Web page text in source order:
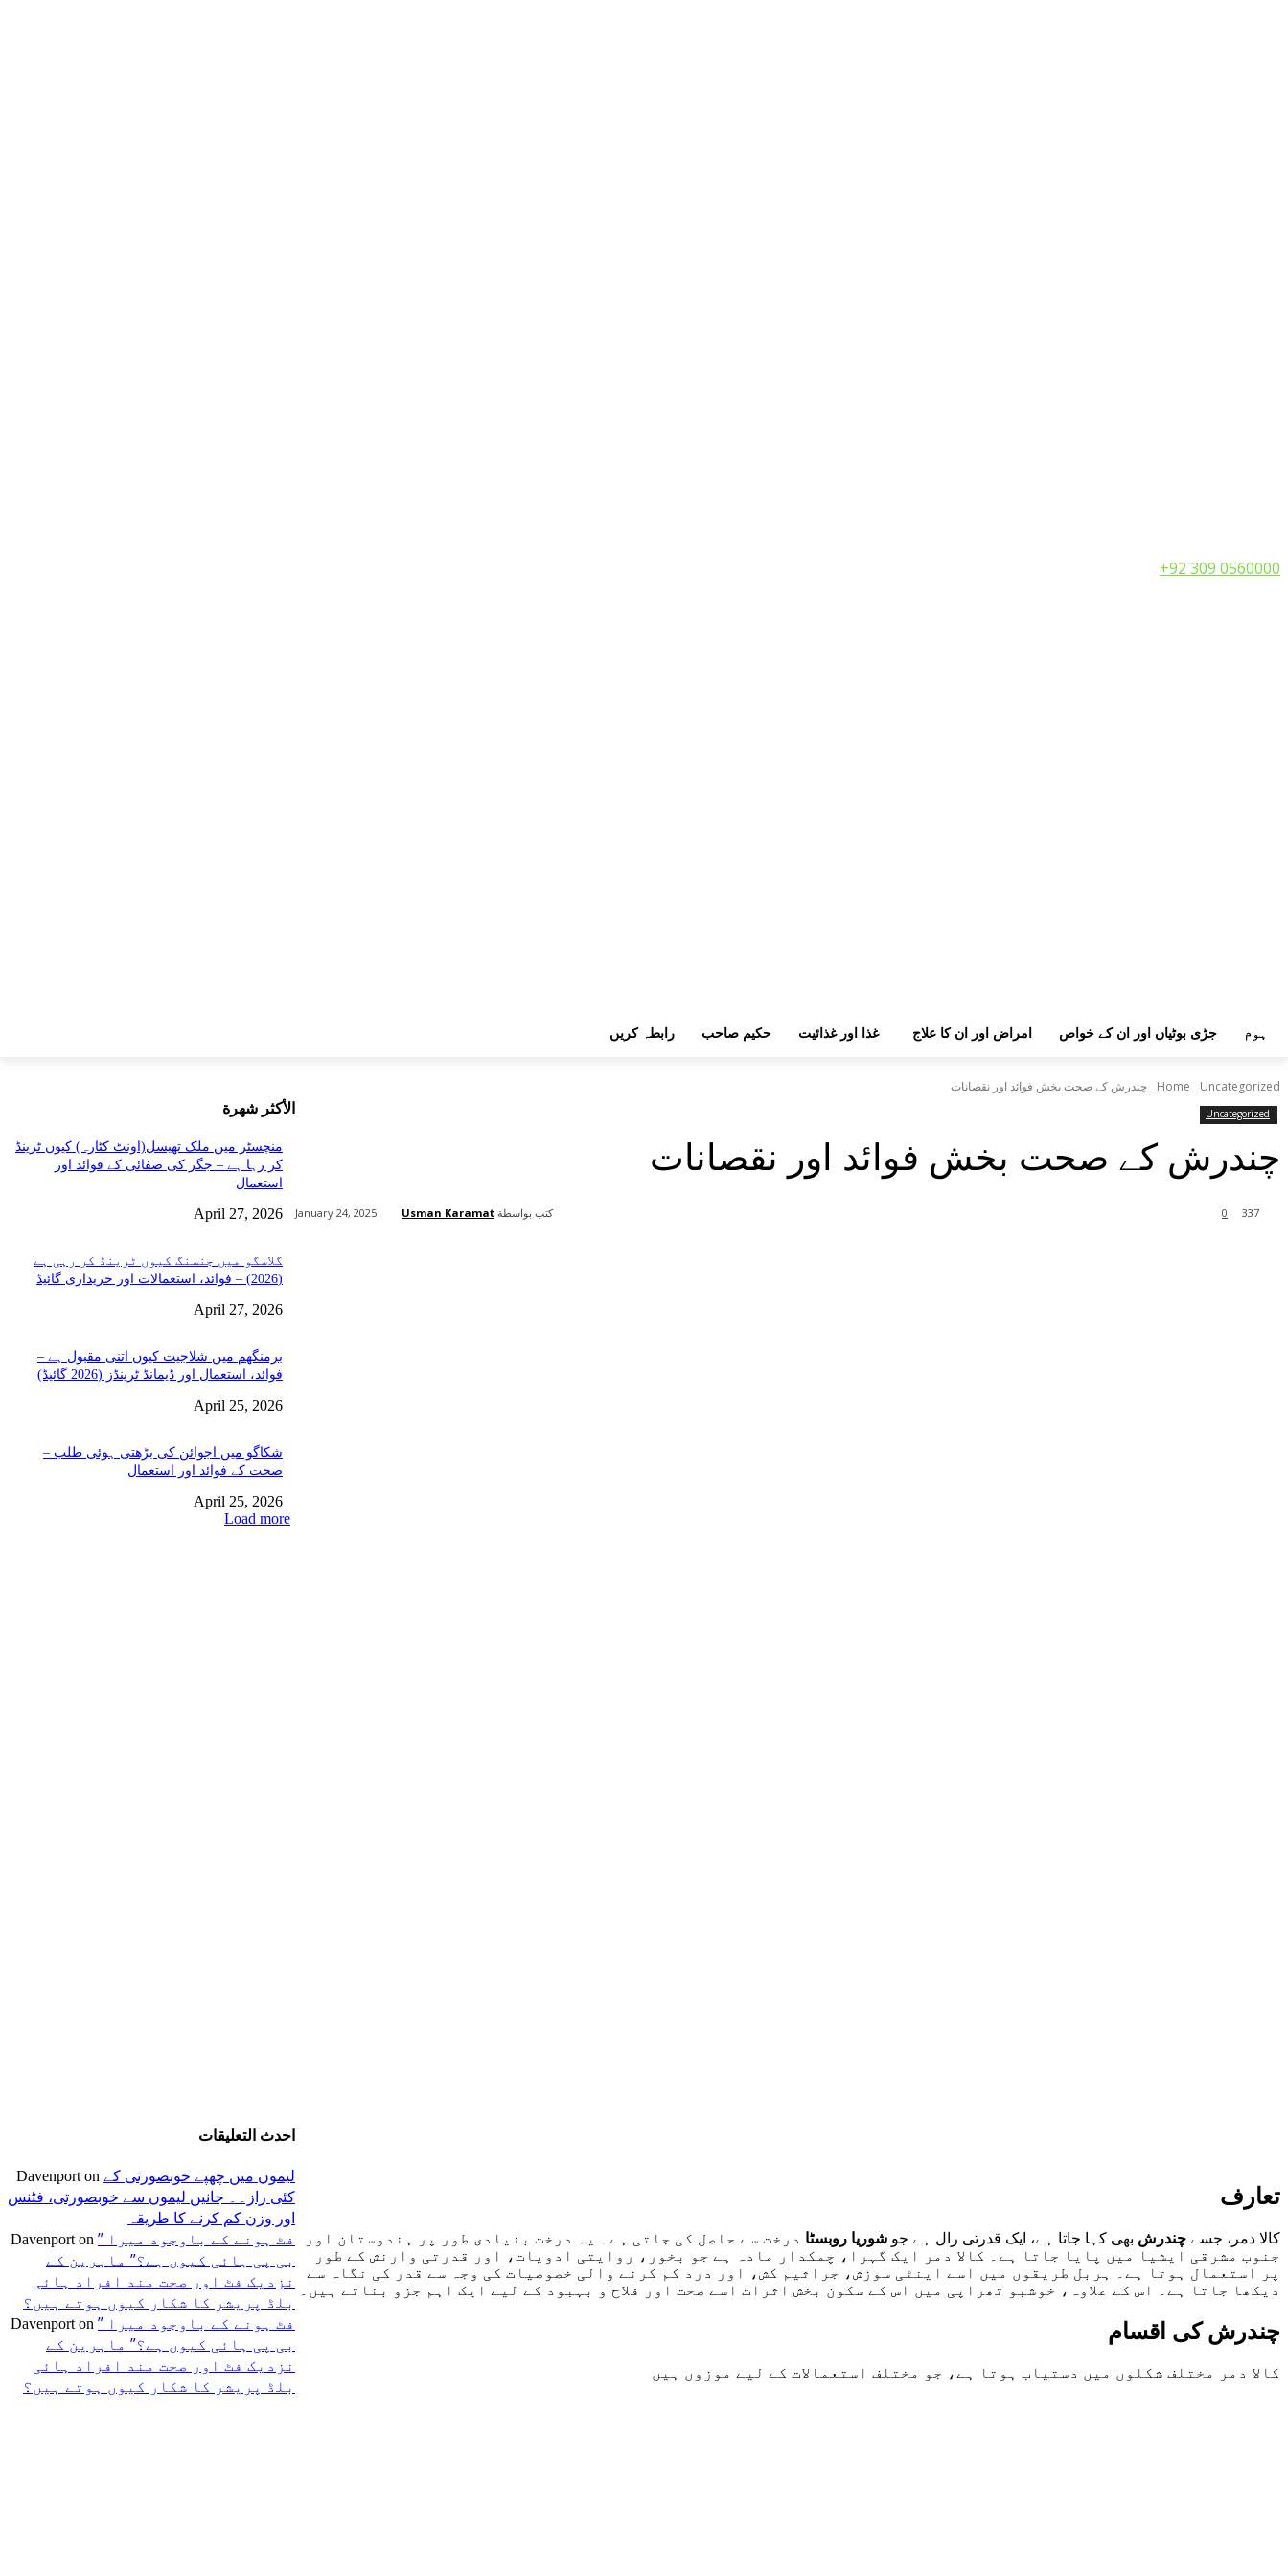
+92 309 0560000
رابطہ کریں حکیم صاحب غذا اور غذائیت امراض اور ان کا علاج جڑی بوٹیاں اور ان کے خواص ہوم
Home Uncategorized چندرش کے صحت بخش فوائد اور نقصانات
Uncategorized
چندرش کے صحت بخش فوائد اور نقصانات
0 337
January 24, 2025 كتب بواسطة Usman Karamat
تعارف
کالا دمر، جسے چندرش بھی کہا جاتا ہے، ایک قدرتی رال ہے جو شوریا روبسٹا درخت سے حاصل کی جاتی ہے۔ یہ درخت بنیادی طور پر ہندوستان اور
جنوب مشرقی ایشیا میں پایا جاتا ہے۔ کالا دمر ایک گہرا، چمکدار مادہ ہے جو بخور، روایتی ادویات، اور قدرتی وارنش کے طور
پر استعمال ہوتا ہے۔ ہربل طریقوں میں اسے اینٹی سوزش، جراثیم کش، اور درد کم کرنے والی خصوصیات کی وجہ سے قدر کی نگاہ سے
دیکھا جاتا ہے۔ اس کے علاوہ، خوشبو تھراپی میں اس کے سکون بخش اثرات اسے صحت اور فلاح و بہبود کے لیے ایک اہم جزو بناتے ہیں۔
چندرش کی اقسام
کالا دمر مختلف شکلوں میں دستیاب ہوتا ہے، جو مختلف استعمالات کے لیے موزوں ہیں
الأكثر شهرة
منچسٹر میں ملک تھیسل(اونٹ کٹارہ) کیوں ٹرینڈ
کر رہا ہے – جگر کی صفائی کے فوائد اور
استعمال
April 27, 2026
گلاسگو میں جنسنگ کیوں ٹرینڈ کر رہی ہے
(2026) – فوائد، استعمالات اور خریداری گائیڈ
April 27, 2026
برمنگھم میں شلاجیت کیوں اتنی مقبول ہے –
فوائد، استعمال اور ڈیمانڈ ٹرینڈز (2026 گائیڈ)
April 25, 2026
شکاگو میں اجوائن کی بڑھتی ہوئی طلب –
صحت کے فوائد اور استعمال
April 25, 2026
Load more
احدث التعليقات
Davenport on لیموں میں چھپے خوبصورتی کے
کئی راز۔۔ جانیں لیموں سے خوبصورتی، فٹنس
اور وزن کم کرنے کا طریقہ
Davenport on ” فٹ ہونے کے باوجود میرا
بی پی ہائی کیوں ہے؟” ماہرین کے
نزدیک فٹ اور صحت مند افراد ہائی
بلڈ پریشر کا شکار کیوں ہوتے ہیں؟
Davenport on ” فٹ ہونے کے باوجود میرا
بی پی ہائی کیوں ہے؟” ماہرین کے
نزدیک فٹ اور صحت مند افراد ہائی
بلڈ پریشر کا شکار کیوں ہوتے ہیں؟